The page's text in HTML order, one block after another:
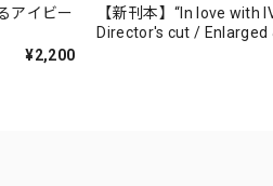
アイビー
¥2,200
【新刊本】“In love with
Director's cut / Enlarged